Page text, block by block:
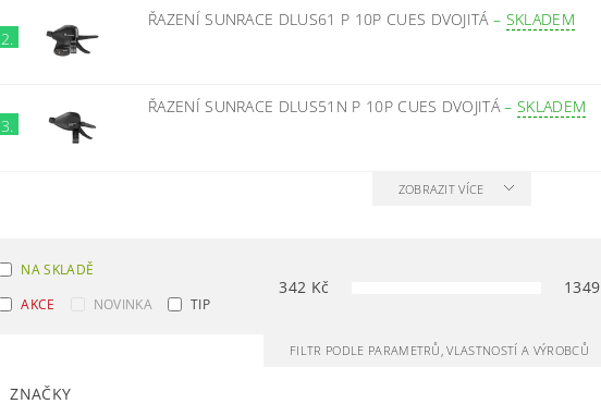
2.
ŘAZENÍ SUNRACE DLUS61 P 10P CUES DVOJITÁ– SKLADEM
3.
ŘAZENÍ SUNRACE DLUS51N P 10P CUES DVOJITÁ– SKLADEM
ZOBRAZIT VÍCE
NA SKLADĚ
AKCE
NOVINKA TIP
342 Kč 1349
FILTR PODLE PARAMETRŮ, VLASTNOSTÍ A VÝROBCŮ
ZNAČKY